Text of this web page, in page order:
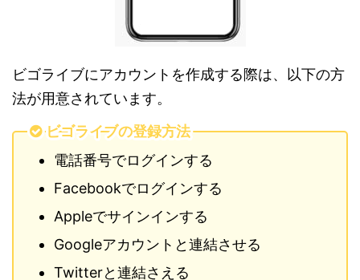
ビゴライブにアカウントを作成する際は、以下の方
法が用意されています。
ビゴライブの登録方法
電話番号でログインする
Facebookでログインする
Appleでサインインする
Googleアカウントと連結させる
Twitterと連結さえる